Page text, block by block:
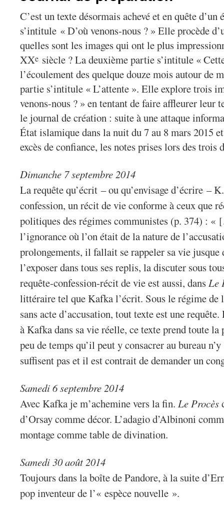
C’est un texte désormais achevé et en quête
s’intitule « D’où venons-nous ? » Elle procède
quelles sont les images qui ont le plus
XXe siècle ? La deuxième partie s’intitule «
l’écoulement des quelque douze mois autour de
partie s’intitule « L’attente ». Elle explore trois
venons-nous ? » en tentant de faire affleurer leur
le journal de création : suite à une attaque
État islamique dans la nuit du 7 au 8 mars 2015
excès de confiance, les notes prises lors des trois
Dimanche 7 septembre 2014
La requête qu’écrit – ou qu’envisage d’écrire –
confession, un récit de vie conforme à ceux que
politiques des régimes communistes (p. 374) : «
l’ignorance où l’on était de la nature de
prolongements, il fallait se rappeler sa vie jusque
l’exposer dans tous ses replis, la discuter sous
requête-confession-récit de vie est aussi, dansLe
littéraire tel que Kafka l’écrit. Sous le régime de
sans acte d’accusation, tout texte est une
à Kafka dans sa vie réelle, ce texte prend toute
peu de temps qu’il peut y consacrer au bureau
suffisent pas et il est contrait de demander un
Samedi 6 septembre 2014
Avec Kafka je m’achemine vers la fin. Le Procès
d’Orsay comme décor. L’adagio d’Albinoni
montage comme table de divination.
Samedi 30 août 2014
Toujours dans la boîte de Pandore, à la suite
pop inventeur de l’« espèce nouvelle ».